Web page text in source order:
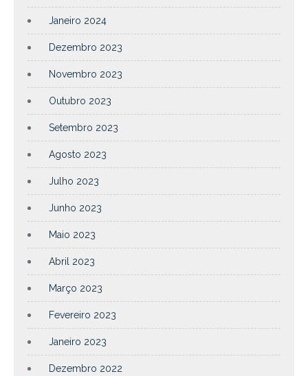
Janeiro 2024
Dezembro 2023
Novembro 2023
Outubro 2023
Setembro 2023
Agosto 2023
Julho 2023
Junho 2023
Maio 2023
Abril 2023
Março 2023
Fevereiro 2023
Janeiro 2023
Dezembro 2022